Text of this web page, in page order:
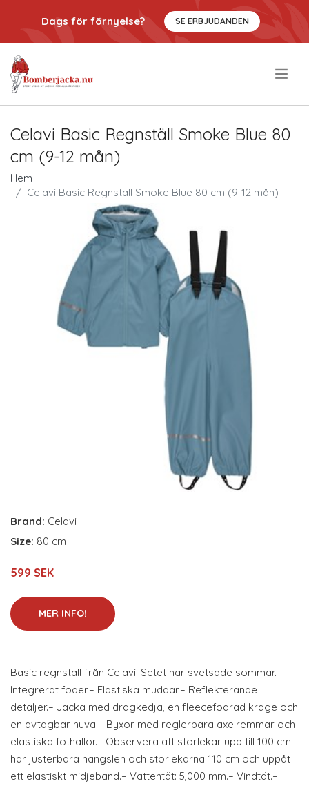
Dags för förnyelse? SE ERBJUDANDEN
Celavi Basic Regnställ Smoke Blue 80
cm (9-12 mån)
Hem
Celavi Basic Regnställ Smoke Blue 80 cm (9-12 mån)
Brand: Celavi
Size: 80 cm
599 SEK
MER INFO!
Basic regnställ från Celavi. Setet har svetsade sömmar. –
Integrerat foder.– Elastiska muddar.– Reflekterande
detaljer.– Jacka med dragkedja, en fleecefodrad krage och
en avtagbar huva.– Byxor med reglerbara axelremmar och
elastiska fothällor.– Observera att storlekar upp till 100 cm
har justerbara hängslen och storlekarna 110 cm och uppåt
ett elastiskt midjeband.– Vattentät: 5,000 mm.– Vindtät.–